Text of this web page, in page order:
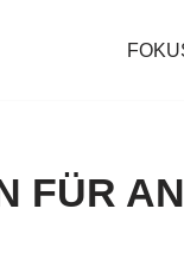
FÜR